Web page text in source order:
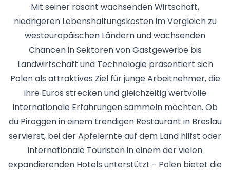
Mit seiner rasant wachsenden Wirtschaft,
niedrigeren Lebenshaltungskosten im Vergleich zu
westeuropäischen Ländern und wachsenden
Chancen in Sektoren von Gastgewerbe bis
Landwirtschaft und Technologie präsentiert sich
Polen als attraktives Ziel für junge Arbeitnehmer, die
ihre Euros strecken und gleichzeitig wertvolle
internationale Erfahrungen sammeln möchten. Ob
du Piroggen in einem trendigen Restaurant in Breslau
servierst, bei der Apfelernte auf dem Land hilfst oder
internationale Touristen in einem der vielen
expandierenden Hotels unterstützt - Polen bietet die